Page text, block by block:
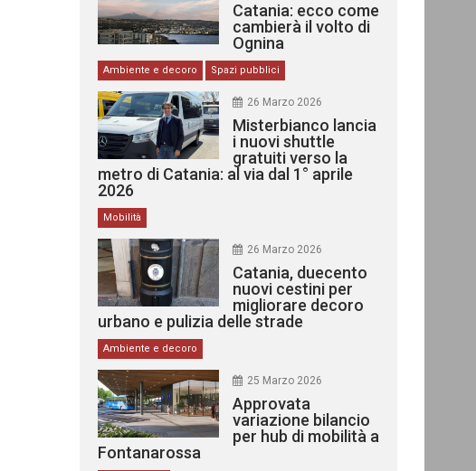
Catania: ecco come
cambierà il volto di
Ognina
Ambiente e decoro Spazi pubblici
26 Marzo 2026
Misterbianco lancia
i nuovi shuttle
gratuiti verso la
metro di Catania: al via dal 1° aprile
2026
Mobilità
26 Marzo 2026
Catania, duecento
nuovi cestini per
migliorare decoro
urbano e pulizia delle strade
Ambiente e decoro
25 Marzo 2026
Approvata
variazione bilancio
per hub di mobilità a
Fontanarossa